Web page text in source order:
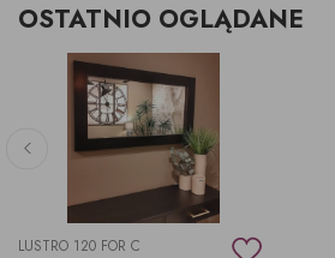
OSTATNIO OGLĄDANE
LUSTRO 120 FOR C